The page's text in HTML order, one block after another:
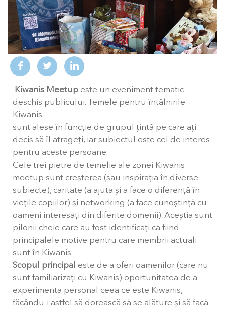
Kiwanis Meetup este un eveniment tematic
deschis publicului. Temele pentru întâlnirile
Kiwanis
sunt alese în funcție de grupul țintă pe care ați
decis să îl atrageți, iar subiectul este cel de interes
pentru aceste persoane.
Cele trei pietre de temelie ale zonei Kiwanis
meetup sunt creșterea (sau inspirația în diverse
subiecte), caritate (a ajuta și a face o diferență în
viețile copiilor) și networking (a face cunoștință cu
oameni interesați din diferite domenii). Aceștia sunt
pilonii cheie care au fost identificați ca fiind
principalele motive pentru care membrii actuali
sunt în Kiwanis.
Scopul principal este de a oferi oamenilor (care nu
sunt familiarizați cu Kiwanis) oportunitatea de a
experimenta personal ceea ce este Kiwanis,
făcându-i astfel să dorească să se alăture și să facă